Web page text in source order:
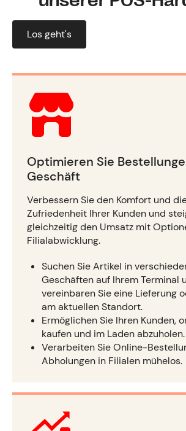
Los geht's
Optimieren Sie
Geschäft
Verbessern Sie den Komfort und
Zufriedenheit Ihrer Kunden und
gleichzeitig den Umsatz mit
Filialabwicklung.
Suchen Sie Artikel in
Geschäften auf Ihrem Terminal
vereinbaren Sie eine Lieferung
am aktuellen Standort.
Ermöglichen Sie Ihren Kunden,
kaufen und im Laden abzuholen.
Verarbeiten Sie Online-
Abholungen in Filialen mühelos.